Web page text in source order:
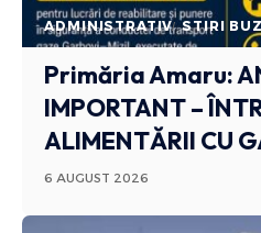
ADMINISTRATIV STIRI
Primăria Amaru:
IMPORTANT –
ALIMENTĂRII CU
6 AUGUST 2026